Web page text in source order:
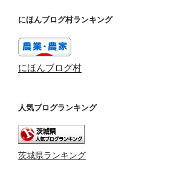
にほんブログ村ランキング
にほんブログ村
人気ブログランキング
茨城県ランキング